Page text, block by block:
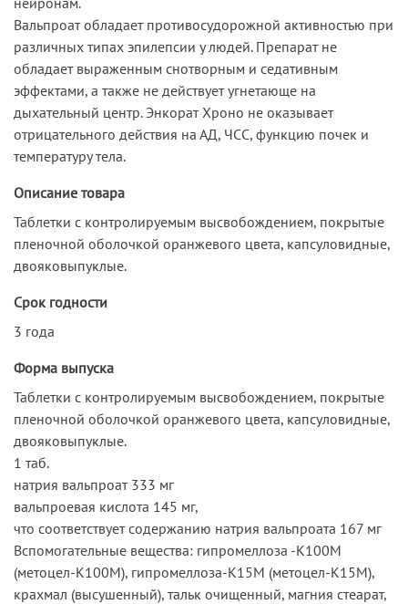
Вальпроат обладает противосудорожной активностью при
различных типах эпилепсии у людей. Препарат не
обладает выраженным снотворным и седативным
эффектами, а также не действует угнетающе на
дыхательный центр. Энкорат Хроно не оказывает
отрицательного действия на АД, ЧСС, функцию почек и
температуру тела.
Описание товара
Таблетки с контролируемым высвобождением, покрытые
пленочной оболочкой оранжевого цвета, капсуловидные,
двояковыпуклые.
Срок годности
3 года
Форма выпуска
Таблетки с контролируемым высвобождением, покрытые
пленочной оболочкой оранжевого цвета, капсуловидные,
двояковыпуклые.
1 таб.
натрия вальпроат 333 мг
вальпроевая кислота 145 мг,
что соответствует содержанию натрия вальпроата 167 мг
Вспомогательные вещества: гипромеллоза -К100М
(метоцел-К100М), гипромеллоза-К15М (метоцел-К15М),
крахмал (высушенный), тальк очищенный, магния стеарат,